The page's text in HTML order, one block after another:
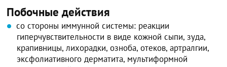
Побочные действия
со стороны иммунной системы: реакции
гиперчувствительности в виде кожной сыпи, зуда,
крапивницы, лихорадки, озноба, отеков, артралгии,
эксфолиативного дерматита, мультиформной